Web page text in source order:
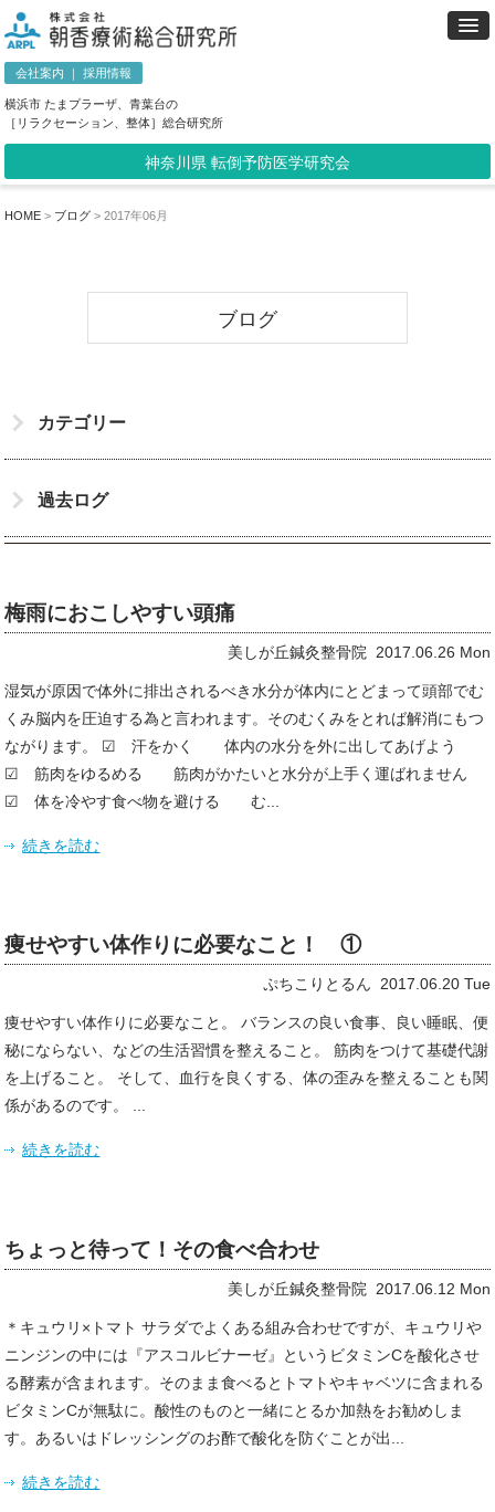
会社案内 ｜採用情報
横浜市 たまプラーザ、青葉台の
［リラクセーション、整体］総合研究所
神奈川県 転倒予防医学研究会
HOME > ブログ > 2017年06月
ブログ
カテゴリー
過去ログ
梅雨におこしやすい頭痛
美しが丘鍼灸整骨院 2017.06.26 Mon
湿気が原因で体外に排出されるべき水分が体内にとどまって頭部でむ
くみ脳内を圧迫する為と言われます。そのむくみをとれば解消にもつ
ながります。 ☑ 汗をかく 体内の水分を外に出してあげよう
☑ 筋肉をゆるめる 筋肉がかたいと水分が上手く運ばれません
☑ 体を冷やす食べ物を避ける む...
続きを読む
痩せやすい体作りに必要なこと！ ①
ぷちこりとるん 2017.06.20 Tue
痩せやすい体作りに必要なこと。 バランスの良い食事、良い睡眠、便
秘にならない、などの生活習慣を整えること。 筋肉をつけて基礎代謝
を上げること。 そして、血行を良くする、体の歪みを整えることも関
係があるのです。 ...
続きを読む
ちょっと待って！その食べ合わせ
美しが丘鍼灸整骨院 2017.06.12 Mon
＊キュウリ×トマト サラダでよくある組み合わせですが、キュウリや
ニンジンの中には『アスコルビナーゼ』というビタミンCを酸化させ
る酵素が含まれます。そのまま食べるとトマトやキャベツに含まれる
ビタミンCが無駄に。酸性のものと一緒にとるか加熱をお勧めしま
す。あるいはドレッシングのお酢で酸化を防ぐことが出...
続きを読む